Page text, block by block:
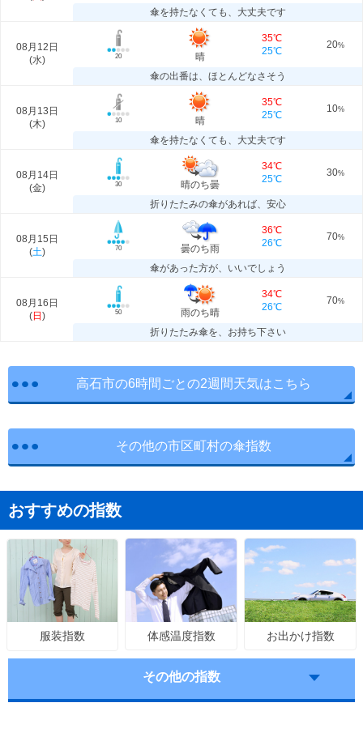
傘を持たなくても、大丈夫です
08月12日
(水) 20 晴
35℃
25℃
20%
傘の出番は、ほとんどなさそう
08月13日
(木) 10 晴
35℃
25℃
10%
傘を持たなくても、大丈夫です
08月14日
(金) 30 晴のち曇
34℃
25℃
30%
折りたたみの傘があれば、安心
08月15日
(土) 70 曇のち雨
36℃
26℃
70%
傘があった方が、いいでしょう
08月16日
(日 ) 50 雨のち晴
34℃
26℃
70%
折りたたみ傘を、お持ち下さい
高石市の6時間ごとの2週間天気はこちら
その他の市区町村の傘指数
おすすめの指数
服装指数 体感温度指数 お出かけ指数
その他の指数